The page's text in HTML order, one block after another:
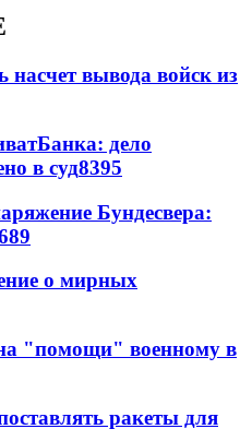
вывода войск из
дело
в суд8395
Бундесвера:
о мирных
"помощи" военному в
ракеты для